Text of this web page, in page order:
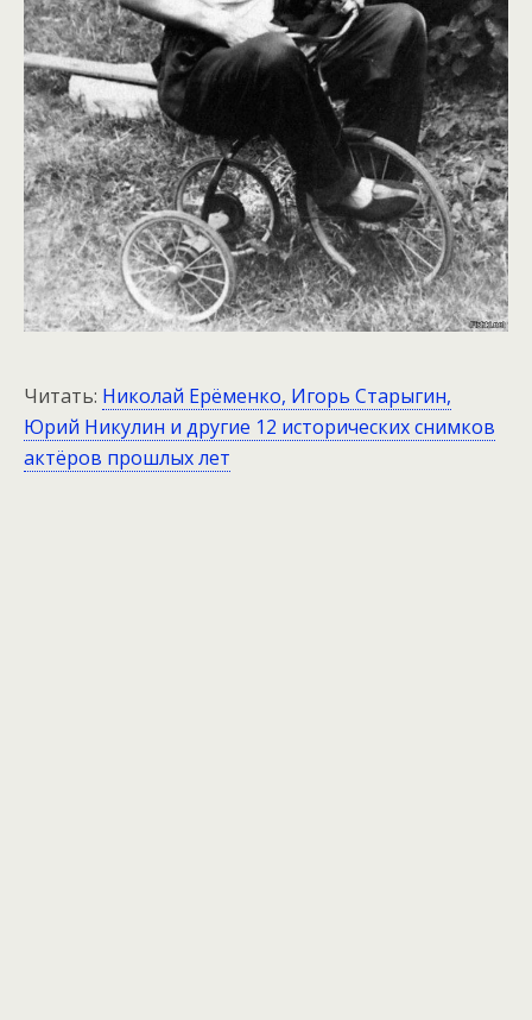
Читать: Николай Ерёменко, Игорь Старыгин,
Юрий Никулин и другие 12 исторических снимков
актёров прошлых лет